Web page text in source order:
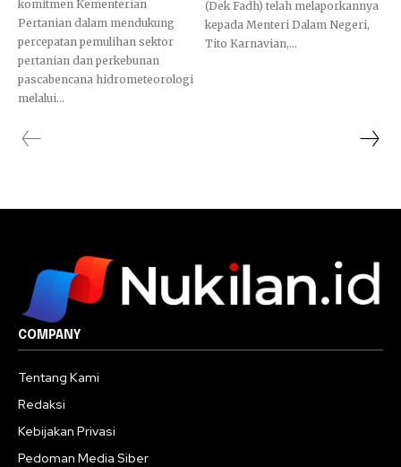
komitmen Kementerian
Pertanian dalam mendukung
percepatan pemulihan sektor
pertanian dan perkebunan
pascabencana hidrometeorologi
melalui...
(Dek Fadh) telah melaporkannya
kepada Menteri Dalam Negeri,
Tito Karnavian,...
COMPANY
Tentang Kami
Redaksi
Kebijakan Privasi
Pedoman Media Siber